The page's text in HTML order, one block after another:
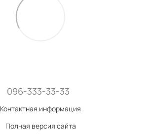
096-333-33-33
Контактная информация
Полная версия сайта